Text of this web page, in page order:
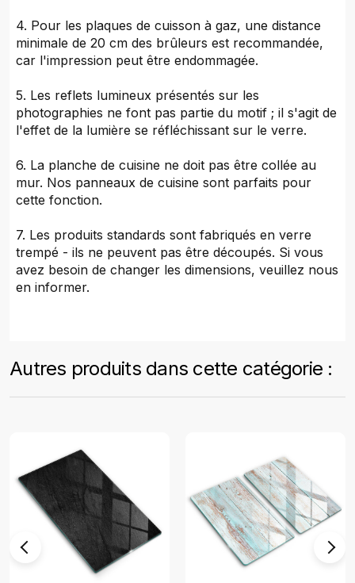
4. Pour les plaques de cuisson à gaz, une distance
minimale de 20 cm des brûleurs est recommandée,
car l'impression peut être endommagée.
5. Les reflets lumineux présentés sur les
photographies ne font pas partie du motif ; il s'agit de
l'effet de la lumière se réfléchissant sur le verre.
6. La planche de cuisine ne doit pas être collée au
mur. Nos panneaux de cuisine sont parfaits pour
cette fonction.
7. Les produits standards sont fabriqués en verre
trempé - ils ne peuvent pas être découpés. Si vous
avez besoin de changer les dimensions, veuillez nous
en informer.
Autres produits dans cette catégorie :